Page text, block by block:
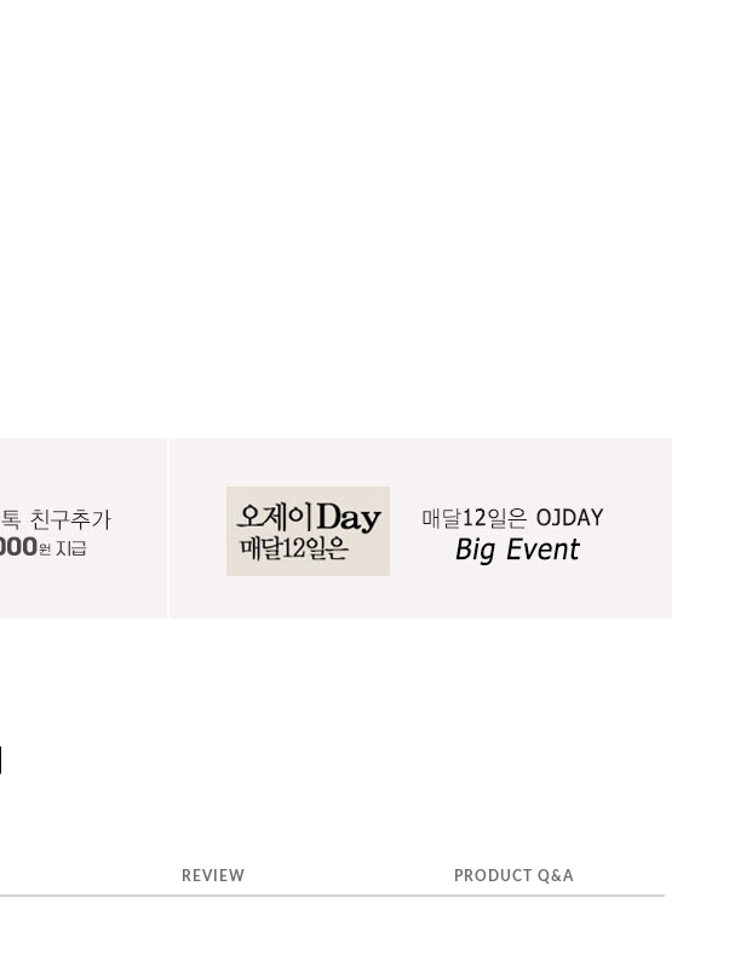
REVIEW PRODUCT Q&A